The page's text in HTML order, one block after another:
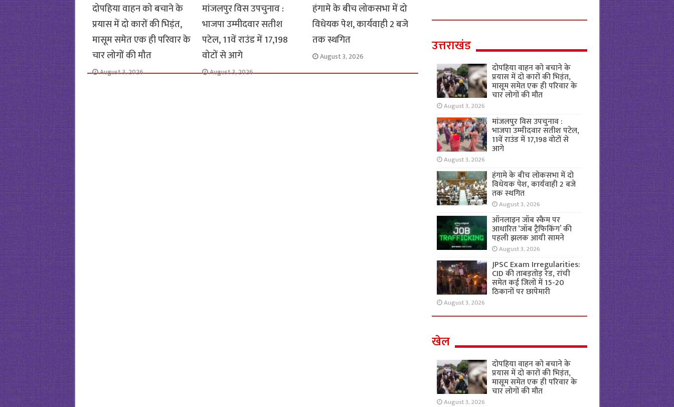
दोपहिया वाहन को बचाने के
प्रयास में दो कारों की भिड़ंत,
मासूम समेत एक ही परिवार के
चार लोगों की मौत
August 3, 2026
मांजलपुर विस उपचुनाव :
भाजपा उम्मीदवार सतीश
पटेल, 11वें राउंड में 17,198
वोटों से आगे
August 3, 2026
हंगामे के बीच लोकसभा में दो
विधेयक पेश, कार्यवाही 2 बजे
तक स्थगित
August 3, 2026
उत्तराखंड
दोपहिया वाहन को बचाने के
प्रयास में दो कारों की भिड़ंत,
मासूम समेत एक ही परिवार के
चार लोगों की मौत
August 3, 2026
मांजलपुर विस उपचुनाव :
भाजपा उम्मीदवार सतीश पटेल,
11वें राउंड में 17,198 वोटों से
आगे
August 3, 2026
हंगामे के बीच लोकसभा में दो
विधेयक पेश, कार्यवाही 2 बजे
तक स्थगित
August 3, 2026
ऑनलाइन जॉब स्कैम पर
आधारित ‘जॉब ट्रैफिकिंग’ की
पहली झलक आयी सामने
August 3, 2026
JPSC Exam Irregularities:
CID की ताबड़तोड़ रेड, रांची
समेत कई जिलों में 15-20
ठिकानों पर छापेमारी
August 3, 2026
खेल
दोपहिया वाहन को बचाने के
प्रयास में दो कारों की भिड़ंत,
मासूम समेत एक ही परिवार के
चार लोगों की मौत
August 3, 2026